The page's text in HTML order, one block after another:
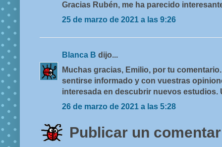
Gracias Rubén, me ha parecido
25 de marzo de 2021 a las 9:26
Blanca B dijo...
Muchas gracias, Emilio, por tu
sentirse informado y con vuestras
interesada en descubrir nuevos estudios.
26 de marzo de 2021 a las 5:28
Publicar un